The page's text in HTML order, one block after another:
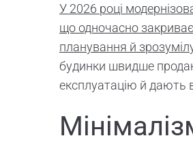
У 2026 році
що одночасно
планування й
будинки швидше
експлуатацію й дають